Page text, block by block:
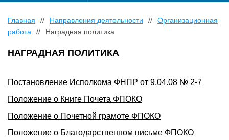
Главная // Направления деятельности //
Организационная
работа
// Наградная политика
НАГРАДНАЯ ПОЛИТИКА
Постановление Исполкома ФНПР от 9.04.08 № 2-7
Положение о Книге Почета ФПОКО
Положение о Почетной грамоте ФПОКО
Положение о Благодарственном письме ФПОКО